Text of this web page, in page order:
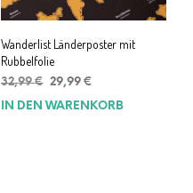
Wanderlist Länderposter mit
Rubbelfolie
32,99€ Ursprünglicher
Preis
29,99 €Aktueller
Preis
IN DEN WARENKORB